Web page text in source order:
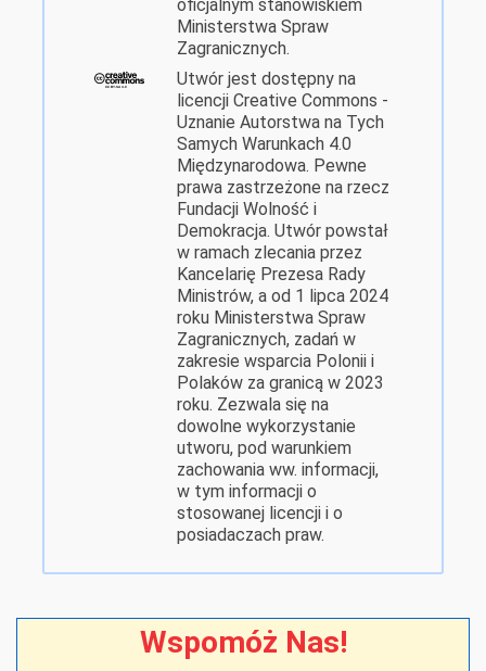
oficjalnym stanowiskiem
Ministerstwa Spraw
Zagranicznych.
Utwór jest dostępny na
licencji Creative Commons -
Uznanie Autorstwa na Tych
Samych Warunkach 4.0
Międzynarodowa. Pewne
prawa zastrzeżone na rzecz
Fundacji Wolność i
Demokracja. Utwór powstał
w ramach zlecania przez
Kancelarię Prezesa Rady
Ministrów, a od 1 lipca 2024
roku Ministerstwa Spraw
Zagranicznych, zadań w
zakresie wsparcia Polonii i
Polaków za granicą w 2023
roku. Zezwala się na
dowolne wykorzystanie
utworu, pod warunkiem
zachowania ww. informacji,
w tym informacji o
stosowanej licencji i o
posiadaczach praw.
Wspomóż Nas!